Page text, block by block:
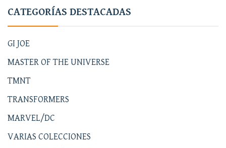
CATEGORÍAS DESTACADAS
GI JOE
MASTER OF THE UNIVERSE
TMNT
TRANSFORMERS
MARVEL/DC
VARIAS COLECCIONES